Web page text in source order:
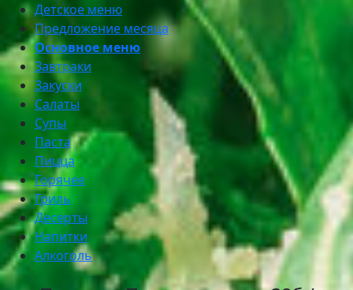
Детское меню
Предложение месяца
Основное меню
Завтраки
Закуски
Салаты
Супы
Паста
Пицца
Горячее
Гриль
Десерты
Напитки
Алкоголь